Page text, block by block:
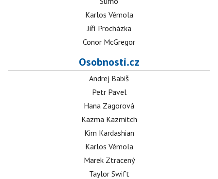
Karlos Vémola
Jiří Procházka
Conor McGregor
Osobnosti.cz
Andrej Babiš
Petr Pavel
Hana Zagorová
Kazma Kazmitch
Kim Kardashian
Karlos Vémola
Marek Ztracený
Taylor Swift